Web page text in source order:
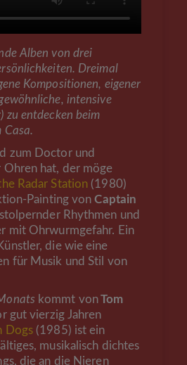
Alben von drei
Dreimal
Kompositionen, eigener
intensive
zu entdecken beim
Casa.
zum Doctor und
hat, der möge
Radar Station (1980)
Painting vonCaptain
Rhythmen und
mit Ohrwurmgefahr. Ein
die wie eine
für Musik und Stil von
kommt vonTom
gut vierzig Jahren
Dogs (1985) ist ein
musikalisch dichtes
die an die Nieren